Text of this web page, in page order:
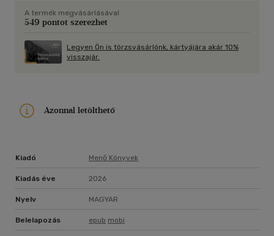
A termék megvásárlásával
549 pontot szerezhet
Legyen Ön is törzsvásárlónk, kártyájára akár 10%
visszajár.
Azonnal letölthető
Kiadó Menő Könyvek
Kiadás éve 2026
Nyelv MAGYAR
Belelapozás epub mobi